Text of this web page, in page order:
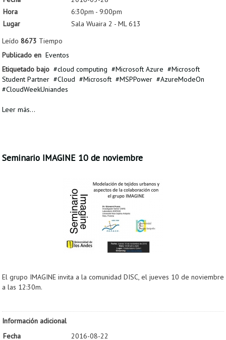
Hora
6:30pm - 9:00pm
Lugar
Sala Wuaira 2 - ML 613
Leído 8673 Tiempo
Publicado en Eventos
Etiquetado bajo
cloud computing Microsoft Azure
Microsoft
Student Partner
Cloud Microsoft MSPPower
AzureModeOn
CloudWeekUniandes
Leer más...
Seminario IMAGINE 10 de noviembre
El grupo IMAGINE invita a la comunidad DISC, el jueves 10 de noviembre
a las 12:30m.
Información adicional
Fecha
2016-08-22